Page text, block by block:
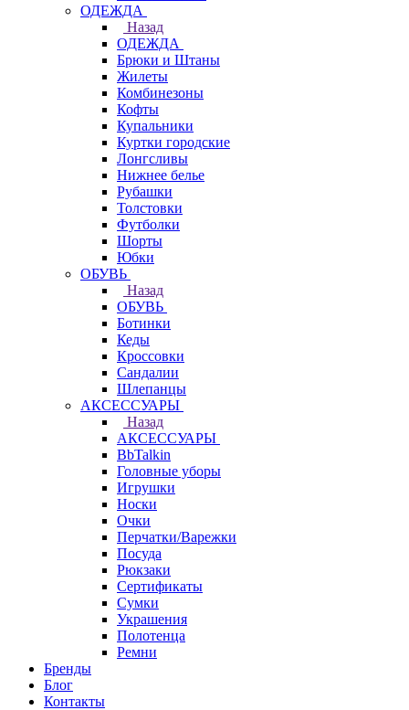
ОДЕЖДА
Назад
ОДЕЖДА
Брюки и Штаны
Жилеты
Комбинезоны
Кофты
Купальники
Куртки городские
Лонгсливы
Нижнее белье
Рубашки
Толстовки
Футболки
Шорты
Юбки
ОБУВЬ
Назад
ОБУВЬ
Ботинки
Кеды
Кроссовки
Сандалии
Шлепанцы
АКСЕССУАРЫ
Назад
АКСЕССУАРЫ
BbTalkin
Головные уборы
Игрушки
Носки
Очки
Перчатки/Варежки
Посуда
Рюкзаки
Сертификаты
Сумки
Украшения
Полотенца
Ремни
Бренды
Блог
Контакты